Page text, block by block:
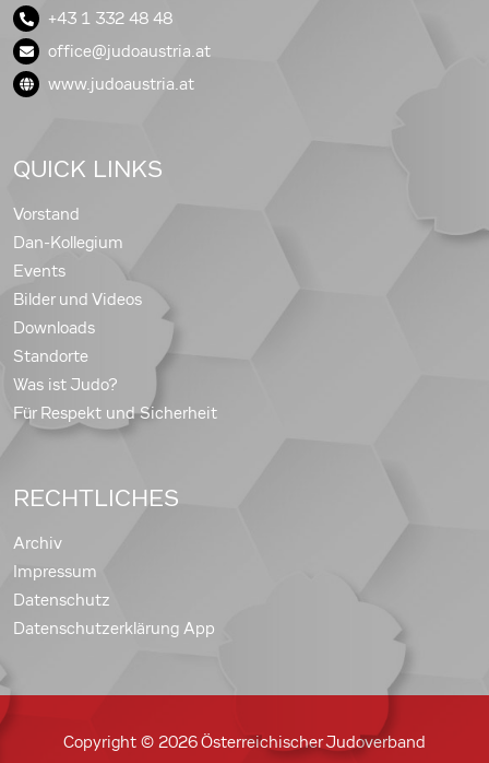
+43 1 332 48 48
office@judoaustria.at
www.judoaustria.at
QUICK LINKS
Vorstand
Dan-Kollegium
Events
Bilder und Videos
Downloads
Standorte
Was ist Judo?
Für Respekt und Sicherheit
RECHTLICHES
Archiv
Impressum
Datenschutz
Datenschutzerklärung App
Copyright © 2026 Österreichischer Judoverband